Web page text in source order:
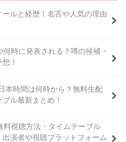
ルと経歴！名言や人気の理由
何時に発表される？噂の候補・
！
本時間は何時から？無料生配
ル最新まとめ！
料視聴方法・タイムテーブル
出演者や視聴プラットフォーム